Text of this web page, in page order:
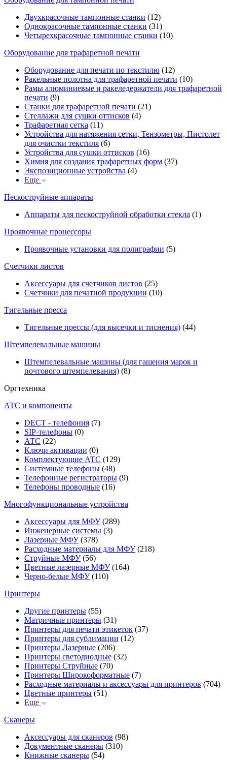
Двухкрасочные тампонные станки (12)
Однокрасочные тампонные станки (31)
Четырехкрасочные тампонные станки (10)
Оборудование для трафаретной печати
Оборудование для печати по текстилю (12)
Ракельные полотна для трафаретной печати (10)
Рамы алюминиевые и ракеледержатели для трафаретной
печати (9)
Станки для трафаретной печати (21)
Стеллажи для сушки оттисков (4)
Трафаретная сетка (11)
Устройства для натяжения сетки, Тензометры, Пистолет
для очистки текстиля (6)
Устройства для сушки оттисков (16)
Химия для создания трафаретных форм (37)
Экспозиционные устройства (4)
Еще
Пескоструйные аппараты
Аппараты для пескоструйной обработки стекла (1)
Проявочные процессоры
Проявочные установки для полиграфии (5)
Счетчики листов
Аксессуары для счетчиков листов (25)
Счетчики для печатной продукции (10)
Тигельные пресса
Тигельные прессы (для высечки и тиснения) (44)
Штемпелевальные машины
Штемпелевальные машины (для гашения марок и
почтового штемпелевания) (8)
Оргтехника
АТС и компоненты
DECT - телефония (7)
SIP-телефоны (0)
АТС (22)
Ключи активации (0)
Комплектующие АТС (129)
Системные телефоны (48)
Телефонные регистраторы (9)
Телефоны проводные (16)
Многофункциональные устройства
Аксессуары для МФУ(289)
Инженерные системы (3)
Лазерные МФУ(378)
Расходные материалы для МФУ(218)
Струйные МФУ(56)
Цветные лазерные МФУ(164)
Черно-белые МФУ(110)
Принтеры
Другие принтеры (55)
Матричные принтеры (31)
Принтеры для печати этикеток (37)
Принтеры для сублимации (12)
Принтеры Лазерные (206)
Принтеры светодиодные (32)
Принтеры Струйные (70)
Принтеры Широкоформатные (7)
Расходные материалы и аксессуары для принтеров (704)
Цветные принтеры (51)
Еще
Сканеры
Аксессуары для сканеров (98)
Документные сканеры (310)
Книжные сканеры (54)